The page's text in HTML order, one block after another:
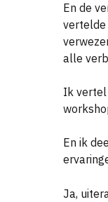
En de
vertelde
alle
Ik vertel
En ik
Ja,